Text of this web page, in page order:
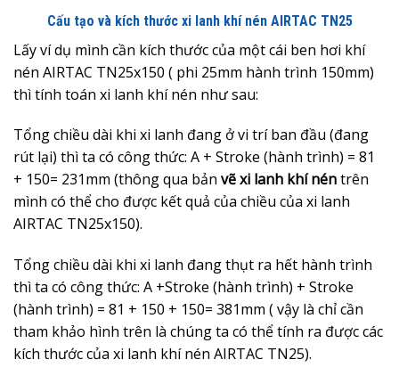
Cấu tạo và kích thước xi lanh khí nén AIRTAC TN25
Lấy ví dụ mình cần kích thước của một cái ben hơi khí
nén AIRTAC TN25x150 ( phi 25mm hành trình 150mm)
thì tính toán xi lanh khí nén như sau:
Tổng chiều dài khi xi lanh đang ở vi trí ban đầu (đang
rút lại) thì ta có công thức: A + Stroke (hành trình) = 81
+ 150= 231mm (thông qua bản vẽ xi lanh khí néntrên
mình có thể cho được kết quả của chiều của xi lanh
AIRTAC TN25x150).
Tổng chiều dài khi xi lanh đang thụt ra hết hành trình
thì ta có công thức: A +Stroke (hành trình) + Stroke
(hành trình) = 81 + 150 + 150= 381mm ( vậy là chỉ cần
tham khảo hình trên là chúng ta có thể tính ra được các
kích thước của xi lanh khí nén AIRTAC TN25).